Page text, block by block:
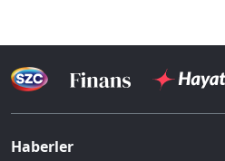
Haberler